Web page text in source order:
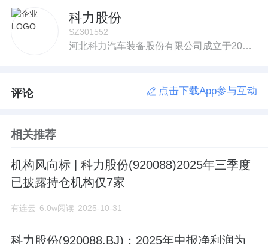
科力股份
SZ301552
河北科力汽车装备股份有限公司成立于2013年8月,是一家专注于从事汽车玻璃总成组件产品研发、生产和销售的高新技术企业,是工信部认定的专精特新“小巨人”企业。公司自成立以来,以汽车玻璃安装定位组件为主要切入点,逐步拓展汽车玻璃功能性组件,形成了以风挡玻璃安装组件、侧窗玻璃升降组件和角窗玻璃总成组件为主要产品的业务布局。公司秉承“做汽车行业值得信赖的零部件供应商”的经营理念,坚定围绕汽车玻璃总成组件产品的研发与生产,专注于服务汽车玻璃客户,依托在技术研发、制造工艺和质量管理等方面的优势,成功进入四大汽车玻璃生产商——福耀、艾杰旭、板硝子、圣戈班的全球供应链体系。
评论 点击下载App参与互动
相关推荐
机构风向标 | 科力股份(920088)2025年三季度
已披露持仓机构仅7家
有连云 6.0w阅读 2025-10-31
科力股份(920088.BJ)：2025年中报净利润为